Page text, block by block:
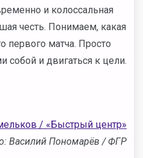
и колоссальная
честь. Понимаем, какая
первого матча. Просто
собой и двигаться к цели.
/ «Быстрый центр»
Василий Пономарёв / ФГР